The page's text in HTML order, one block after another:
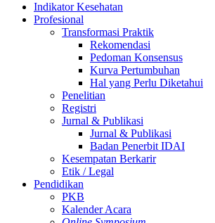
Indikator Kesehatan
Profesional
Transformasi Praktik
Rekomendasi
Pedoman Konsensus
Kurva Pertumbuhan
Hal yang Perlu Diketahui
Penelitian
Registri
Jurnal & Publikasi
Jurnal & Publikasi
Badan Penerbit IDAI
Kesempatan Berkarir
Etik / Legal
Pendidikan
PKB
Kalender Acara